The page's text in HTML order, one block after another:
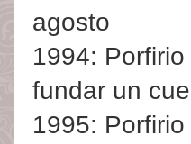
agosto
1994:
fundar un
1995: